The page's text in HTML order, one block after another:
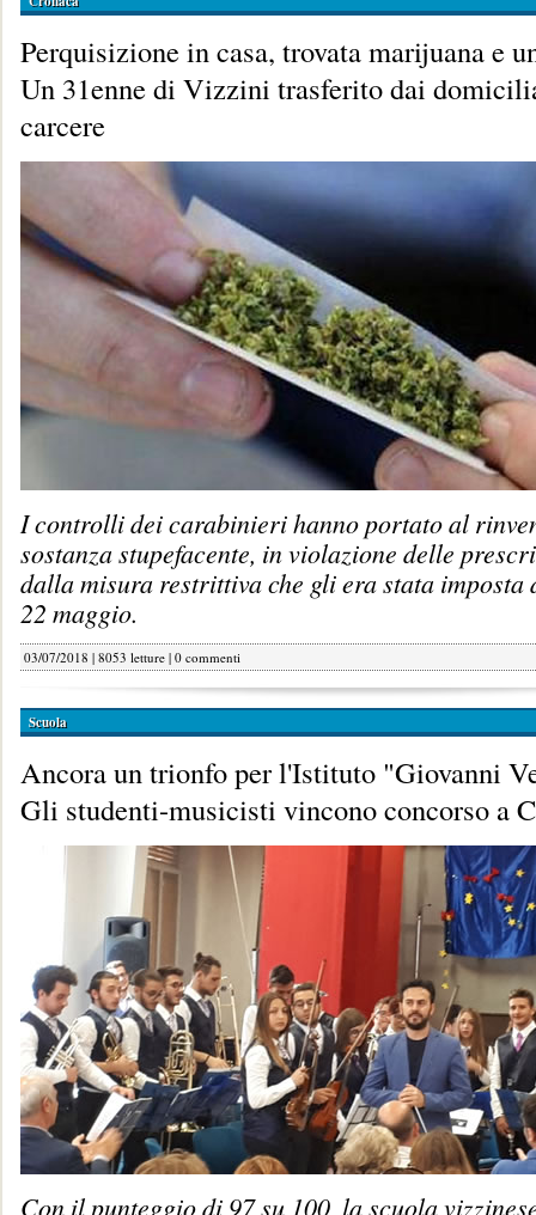
Perquisizione in casa, trovata marijuana e
Un 31enne di Vizzini trasferito dai
carcere
I controlli dei carabinieri hanno portato al
sostanza stupefacente, in violazione delle
dalla misura restrittiva che gli era stata imposta
22 maggio.
03/07/2018 | 8053 letture | 0 commenti
Scuola
Ancora un trionfo per l'Istituto "Giovanni
Gli studenti-musicisti vincono concorso a
Con il punteggio di 97 su 100, la scuola